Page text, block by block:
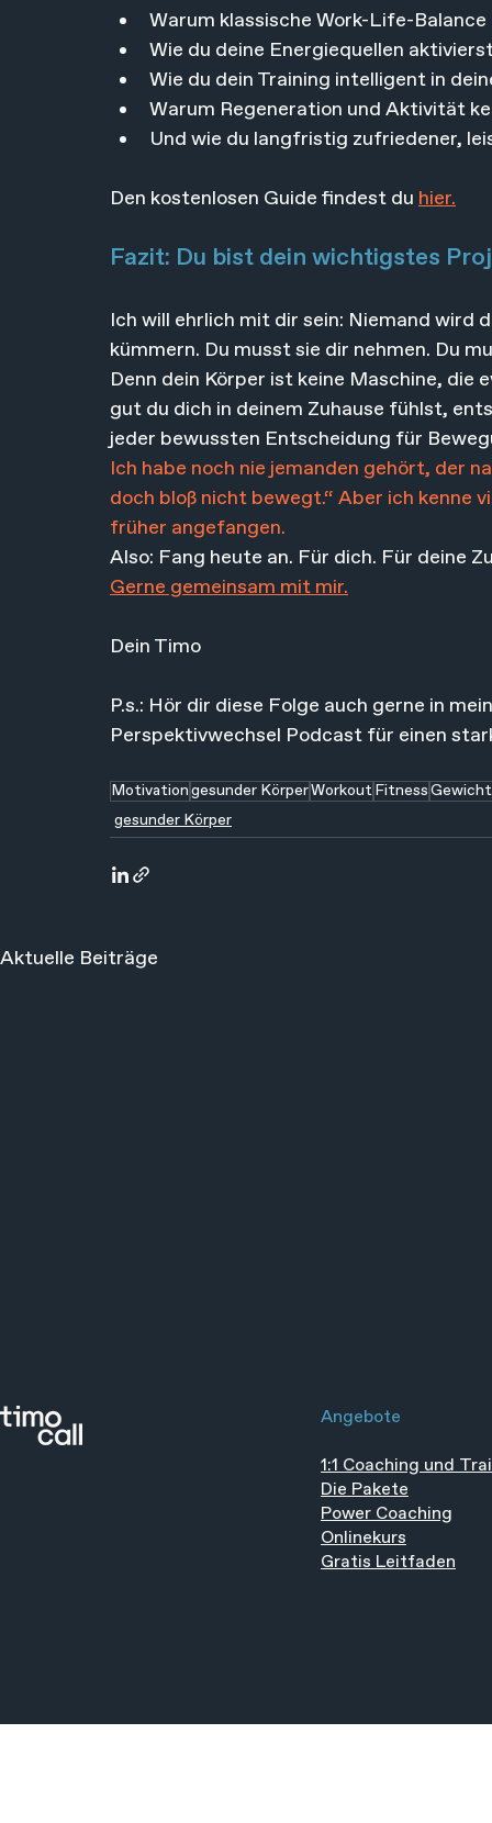
Warum klassische Work-Life-
Wie du deine Energiequellen
Wie du dein Training intelligent in
Warum Regeneration und Aktivität
Und wie du langfristig zufriedener,
Den kostenlosen Guide findest du hier.
Fazit: Du bist dein wichtigstes
Ich will ehrlich mit dir sein: Niemand wird
kümmern. Du musst sie dir nehmen. Du
Denn dein Körper ist keine Maschine,
gut du dich in deinem Zuhause fühlst,
jeder bewussten Entscheidung für
Ich habe noch nie jemanden gehört, der
doch bloß nicht bewegt.“ Aber ich kenne
früher angefangen.
Also: Fang heute an. Für dich. Für deine
Gerne gemeinsam mit mir.
Dein Timo
P.s.: Hör dir diese Folge auch gerne in
Perspektivwechsel Podcast für einen
Motivationgesunder KörperWorkoutFitness
gesunder Körper
Aktuelle Beiträge
Sport
Bewegung
Risiko
Angebote
1:1 Coaching und
Die Pakete
Power Coaching
Onlinekurs
Gratis Leitfaden